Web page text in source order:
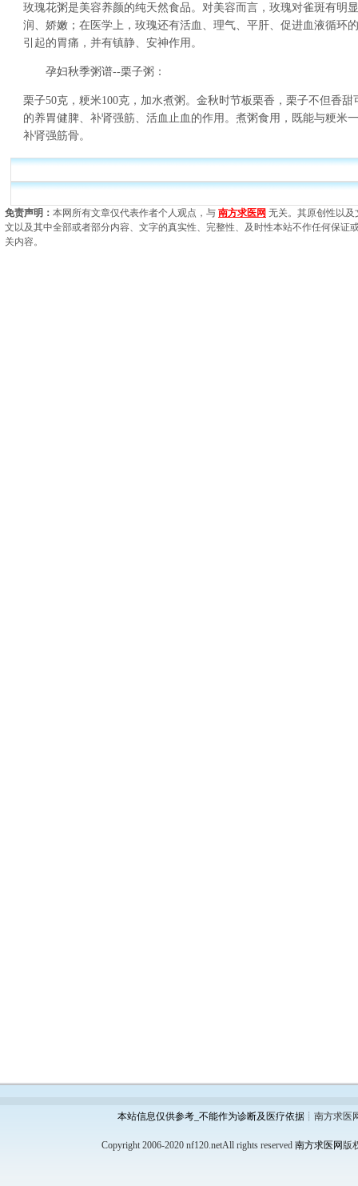
玫瑰花粥是美容养颜的纯天然食品。对美容而言，玫瑰对雀斑有明
润、娇嫩；在医学上，玫瑰还有活血、理气、平肝、促进血液循环
引起的胃痛，并有镇静、安神作用。
孕妇秋季粥谱--栗子粥：
栗子50克，粳米100克，加水煮粥。金秋时节板栗香，栗子不但香
的养胃健脾、补肾强筋、活血止血的作用。煮粥食用，既能与粳米
补肾强筋骨。
免责声明： 本网所有文章仅代表作者个人观点，与 南方求医网 无关。其原创性以
文以及其中全部或者部分内容、文字的真实性、完整性、及时性本站不作任何保证
关内容。
本站信息仅供参考_不能作为诊断及医疗依据┊南方求医
Copyright 2006-2020 nf120.netAll rights reserved 南方求医网 版